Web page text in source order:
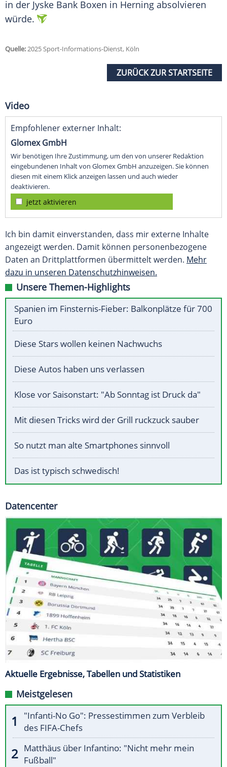
in der Jyske Bank Boxen in Herning absolvieren
würde.
Quelle:2025 Sport-Informations-Dienst, Köln
ZURÜCK ZUR STARTSEITE
Video
Empfohlener externer Inhalt:
Glomex GmbH
Wir benötigen Ihre Zustimmung, um den von unserer Redaktion
eingebundenen Inhalt von Glomex GmbH anzuzeigen. Sie können
diesen mit einem Klick anzeigen lassen und auch wieder
deaktivieren.
jetzt aktivieren
Ich bin damit einverstanden, dass mir externe Inhalte
angezeigt werden. Damit können personenbezogene
Daten an Drittplattformen übermittelt werden. Mehr
dazu in unseren Datenschutzhinweisen.
Unsere Themen-Highlights
Spanien im Finsternis-Fieber: Balkonplätze für 700
Euro
Diese Stars wollen keinen Nachwuchs
Diese Autos haben uns verlassen
Klose vor Saisonstart: "Ab Sonntag ist Druck da"
Mit diesen Tricks wird der Grill ruckzuck sauber
So nutzt man alte Smartphones sinnvoll
Das ist typisch schwedisch!
Datencenter
Aktuelle Ergebnisse, Tabellen und Statistiken
Meistgelesen
"Infanti-No Go": Pressestimmen zum Verbleib
des FIFA-Chefs
Matthäus über Infantino: "Nicht mehr mein
Fußball"